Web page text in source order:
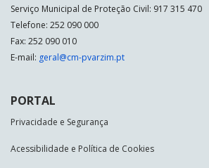
Serviço Municipal de Proteção Civil: 917 315 470
Telefone: 252 090 000
Fax: 252 090 010
E-mail: geral@cm-pvarzim.pt
PORTAL
Privacidade e Segurança
Acessibilidade e Política de Cookies